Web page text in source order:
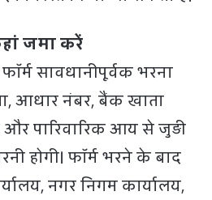
जमा करें
सावधानीपूर्वक भरना
आधार नंबर, बैंक खाता
और पारिवारिक आय से जुड़ी
होगी। फॉर्म भरने के बाद
नगर निगम कार्यालय,